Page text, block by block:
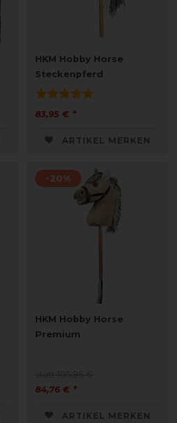
HKM Hobby Horse
Steckenpferd
83,95 € *
ARTIKEL MERKEN
-20%
HKM Hobby Horse
Premium
84,76 € *
ARTIKEL MERKEN